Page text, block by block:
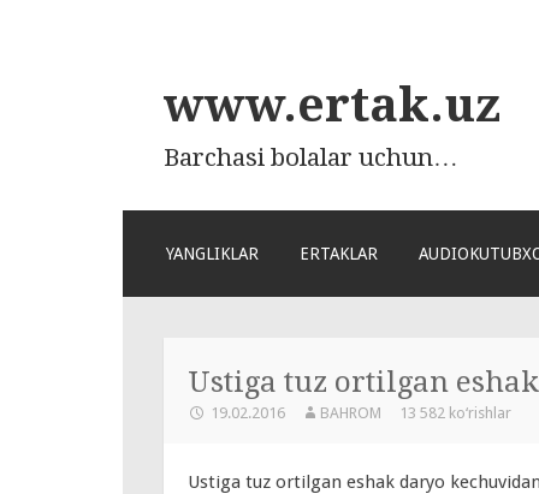
www.ertak.uz
Barchasi bolalar uchun…
СОДЕРЖАНИЮ
YANGLIKLAR ERTAKLAR
Ustiga tuz ortilgan eshak
19.02.2016 BAHROM 13 582 ko‘rishlar
Ustiga tuz ortilgan eshak daryo